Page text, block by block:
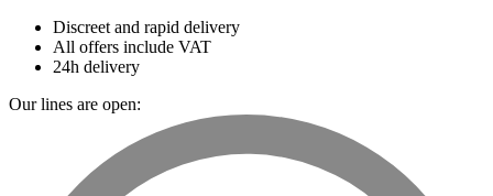
Discreet and rapid delivery
All offers include VAT
24h delivery
Our lines are open: